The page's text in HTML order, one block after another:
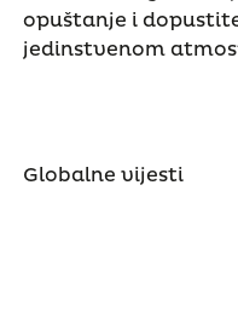
opuštanje i
jedinstvenom
Globalne vijesti